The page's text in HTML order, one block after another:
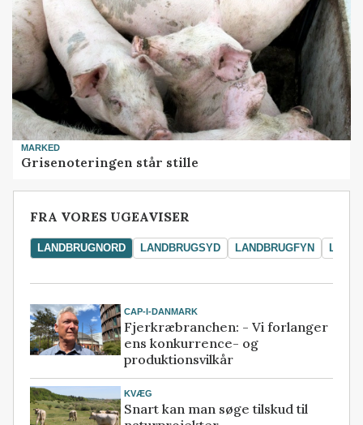
MARKED
Grisenoteringen står stille
FRA VORES UGEAVISER
LANDBRUGNORD LANDBRUGSYD LANDBRUGFYN
CAP-I-DANMARK
Fjerkræbranchen: - Vi forlanger
ens konkurrence- og
produktionsvilkår
KVÆG
Snart kan man søge tilskud til